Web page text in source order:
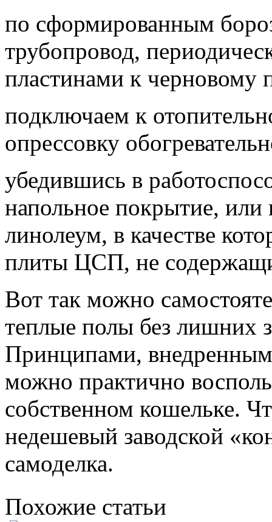
по сформированным
трубопровод,
пластинами к черновому
подключаем к
опрессовку
убедившись в
напольное покрытие,
линолеум, в качестве
плиты ЦСП, не
Вот так можно
теплые полы без лишних
Принципами,
можно практично
собственном кошельке.
недешевый заводской
самоделка.
Похожие статьи